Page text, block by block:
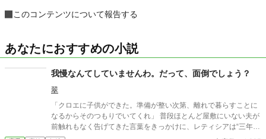
このコンテンツについて報告する
あなたにおすすめの小説
我慢なんてしていませんわ。だって、面倒でしょう？
翠
「クロエに子供ができた。準備が整い次第、離れで暮らすことに
なるからそのつもりでいてくれ」 普段ほとんど屋敷にいない夫が
前触れもなく告げてきた言葉をきっかけに、レティシアは“三年
間”の契約を終わらせることにした。 赤の他人を屋敷に迎えるこ